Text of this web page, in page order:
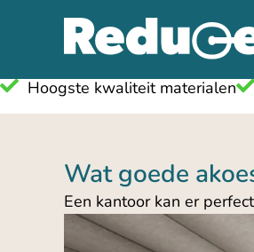
Hoogste kwaliteit materialen
Wat goede
Een kantoor kan er